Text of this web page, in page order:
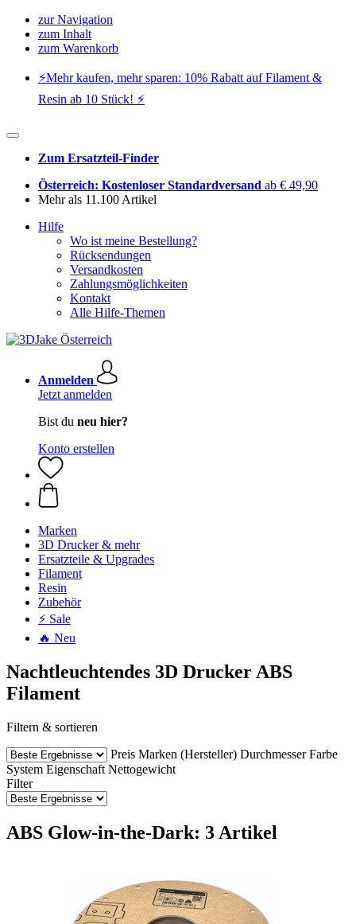
zur Navigation
zum Inhalt
zum Warenkorb
⚡️Mehr kaufen, mehr sparen: 10% Rabatt auf Filament &
Resin ab 10 Stück! ⚡️
Zum Ersatzteil-Finder
Österreich: Kostenloser Standardversand ab € 49,90
Mehr als 11.100 Artikel
Hilfe
Wo ist meine Bestellung?
Rücksendungen
Versandkosten
Zahlungsmöglichkeiten
Kontakt
Alle Hilfe-Themen
Anmelden
Jetzt anmelden
Bist du neu hier?
Konto erstellen
Marken
3D Drucker & mehr
Ersatzteile & Upgrades
Filament
Resin
Zubehör
⚡ Sale
🔥 Neu
Nachtleuchtendes 3D Drucker ABS
Filament
Filtern & sortieren
Preis Marken (Hersteller) Durchmesser Farbe
System Eigenschaft Nettogewicht
Filter
ABS Glow-in-the-Dark: 3 Artikel